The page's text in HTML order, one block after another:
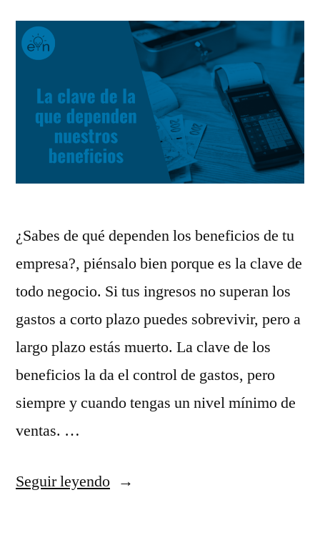
¿Sabes de qué dependen los beneficios de tu
empresa?, piénsalo bien porque es la clave de
todo negocio. Si tus ingresos no superan los
gastos a corto plazo puedes sobrevivir, pero a
largo plazo estás muerto. La clave de los
beneficios la da el control de gastos, pero
siempre y cuando tengas un nivel mínimo de
ventas. …
Seguir leyendo«La